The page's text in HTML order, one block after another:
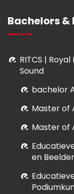
Bachelors
RITCS |
Sound
bachelor
Master of
Master of
E
en
E